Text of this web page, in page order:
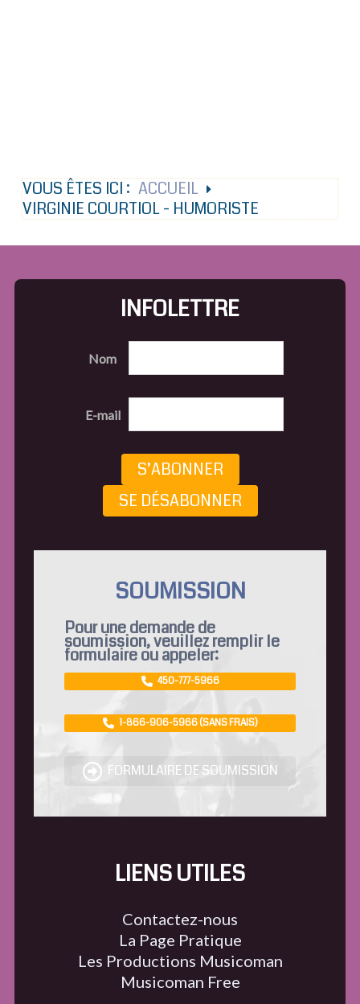
VOUS ÊTES ICI : ACCUEIL
VIRGINIE COURTIOL - HUMORISTE
INFOLETTRE
Nom
E-mail
S’ABONNER
SE DÉSABONNER
SOUMISSION
Pour une demande de
soumission, veuillez remplir le
formulaire ou appeler:
450-777-5966
1-866-906-5966 (SANS FRAIS)
FORMULAIRE DE SOUMISSION
LIENS UTILES
Contactez-nous
La Page Pratique
Les Productions Musicoman
Musicoman Free